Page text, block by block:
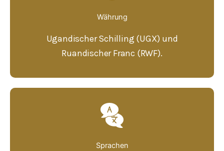
Währung
Ugandischer Schilling (UGX) und
Ruandischer Franc (RWF).
Sprachen